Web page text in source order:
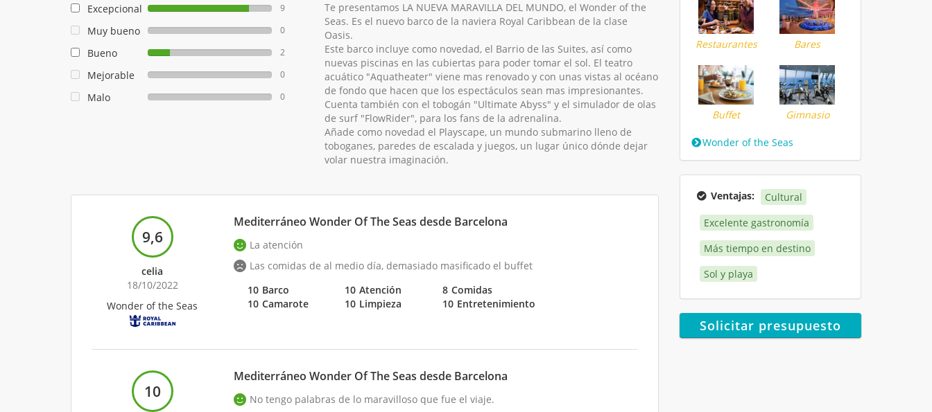
Excepcional 9
Muy bueno 0
Bueno 2
Mejorable 0
Malo 0
Te presentamos LA NUEVA MARAVILLA DEL MUNDO, el Wonder of the
Seas. Es el nuevo barco de la naviera Royal Caribbean de la clase
Oasis.
Este barco incluye como novedad, el Barrio de las Suites, así como
nuevas piscinas en las cubiertas para poder tomar el sol. El teatro
acuático "Aquatheater" viene mas renovado y con unas vistas al océano
de fondo que hacen que los espectáculos sean mas impresionantes.
Cuenta también con el tobogán "Ultimate Abyss" y el simulador de olas
de surf "FlowRider", para los fans de la adrenalina.
Añade como novedad el Playscape, un mundo submarino lleno de
toboganes, paredes de escalada y juegos, un lugar único dónde dejar
volar nuestra imaginación.
9,6
celia
18/10/2022
Wonder of the Seas
Mediterráneo Wonder Of The Seas desde Barcelona
La atención
Las comidas de al medio día, demasiado masificado el buffet
10 Barco
10 Camarote
10 Atención
10 Limpieza
8 Comidas
10 Entretenimiento
10
Mediterráneo Wonder Of The Seas desde Barcelona
No tengo palabras de lo maravilloso que fue el viaje.
Restaurantes Bares
Buffet Gimnasio
Wonder of the Seas
Ventajas:
Cultural
Excelente gastronomía
Más tiempo en destino
Sol y playa
Solicitar presupuesto